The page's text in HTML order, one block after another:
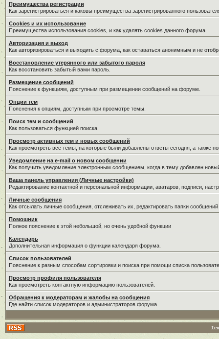
Преимущества регистрации
Как зарегистрироваться и каковы преимущества зарегистрированного
Cookies и их использование
Преимущества использования cookies, и как удалять cookies данного форума.
Авторизация и выход
Как авторизироваться и выходить с форума, как оставаться анонимным и не
Восстановление утерянного или забытого пароля
Как восстановить забытый вами пароль.
Размещение сообщений
Пояснение к функциям, доступным при размещении сообщений на форуме.
Опции тем
Пояснения к опциям, доступным при просмотре темы.
Поиск тем и сообщений
Как пользоваться функцией поиска.
Просмотр активных тем и новых сообщений
Как просмотреть все темы, на которые были добавлены ответы сегодня, а также
Уведомление на е-mail о новом сообщении
Как получить уведомление электронным сообщением, когда в тему добавлен
Ваша панель управления (Личные настройки)
Редактирование контактной и персональной информации, аватаров, подписи,
Личные сообщения
Как отсылать личные сообщения, отслеживать их, редактировать папки
Помошник
Полное пояснение к этой небольшой, но очень удобной функции
Календарь
Дополнительная информация о функции календаря форума.
Список пользователей
Пояснение к разным способам сортировки и поиска при помощи списка
Просмотр профиля пользователя
Как просмотреть контактную информацию пользователей.
Обращения к модераторам и жалобы на сообщения
Где найти список модераторов и администраторов форума.